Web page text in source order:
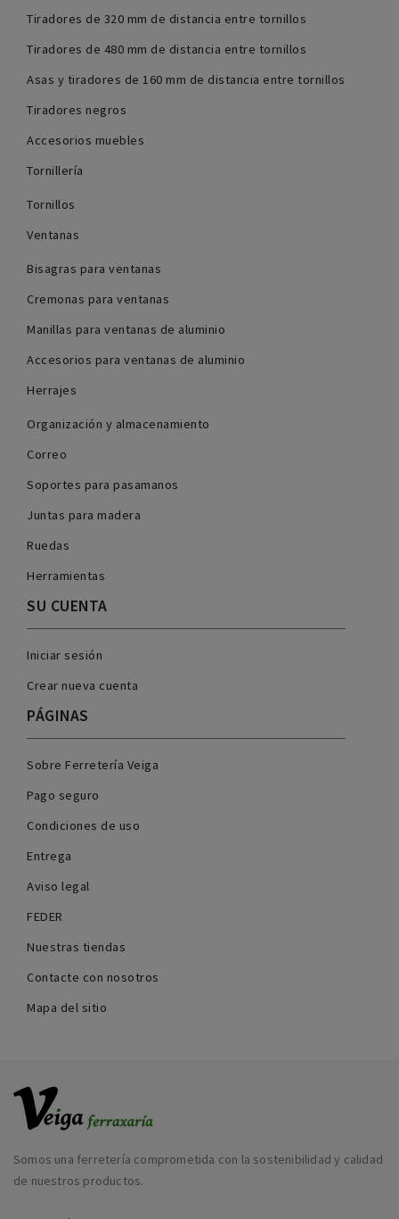
Tiradores de 320 mm de distancia entre tornillos
Tiradores de 480 mm de distancia entre tornillos
Asas y tiradores de 160 mm de distancia entre tornillos
Tiradores negros
Accesorios muebles
Tornillería
Tornillos
Ventanas
Bisagras para ventanas
Cremonas para ventanas
Manillas para ventanas de aluminio
Accesorios para ventanas de aluminio
Herrajes
Organización y almacenamiento
Correo
Soportes para pasamanos
Juntas para madera
Ruedas
Herramientas
SU CUENTA
Iniciar sesión
Crear nueva cuenta
PÁGINAS
Sobre Ferretería Veiga
Pago seguro
Condiciones de uso
Entrega
Aviso legal
FEDER
Nuestras tiendas
Contacte con nosotros
Mapa del sitio
Somos una ferretería comprometida con la sostenibilidad y calidad
de nuestros productos.